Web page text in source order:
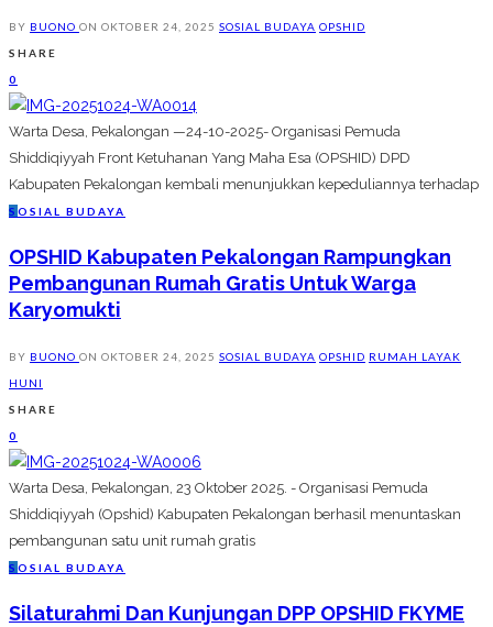
BY BUONO ON OKTOBER 24, 2025 SOSIAL BUDAYA OPSHID
SHARE
0
Warta Desa, Pekalongan —24-10-2025- Organisasi Pemuda
Shiddiqiyyah Front Ketuhanan Yang Maha Esa (OPSHID) DPD
Kabupaten Pekalongan kembali menunjukkan kepeduliannya terhadap
S OSIAL BUDAYA
OPSHID Kabupaten Pekalongan Rampungkan
Pembangunan Rumah Gratis Untuk Warga
Karyomukti
BY BUONO ON OKTOBER 24, 2025 SOSIAL BUDAYA OPSHID RUMAH LAYAK
HUNI
SHARE
0
Warta Desa, Pekalongan, 23 Oktober 2025. - Organisasi Pemuda
Shiddiqiyyah (Opshid) Kabupaten Pekalongan berhasil menuntaskan
pembangunan satu unit rumah gratis
S OSIAL BUDAYA
‎Silaturahmi Dan Kunjungan DPP OPSHID FKYME